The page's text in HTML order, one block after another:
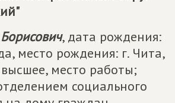
, дата рождения:
место рождения: г. Чита,
место работы;
социального